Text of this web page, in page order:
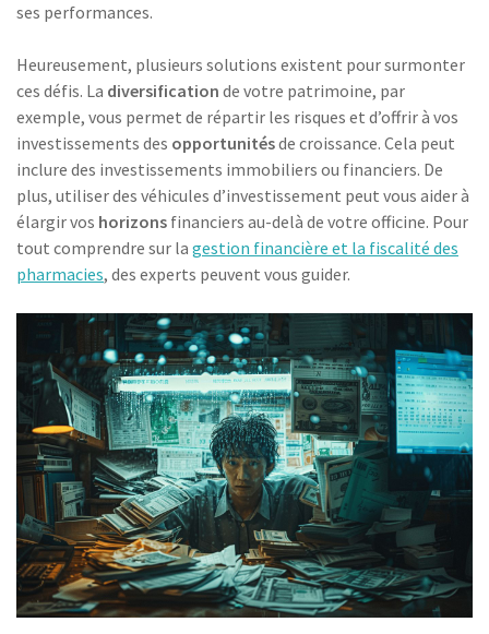
ses performances.
Heureusement, plusieurs solutions existent pour surmonter
ces défis. La diversification de votre patrimoine, par
exemple, vous permet de répartir les risques et d’offrir à vos
investissements des opportunitésde croissance. Cela peut
inclure des investissements immobiliers ou financiers. De
plus, utiliser des véhicules d’investissement peut vous aider à
élargir vos horizons financiers au-delà de votre officine. Pour
tout comprendre sur la gestion financière et la fiscalité des
pharmacies, des experts peuvent vous guider.